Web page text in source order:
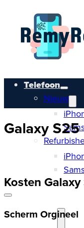
Telefoon
Nieuw
Galaxy
Kosten
Scherm Orgineel